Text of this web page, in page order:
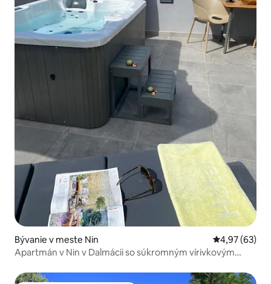
Bývanie v meste Nin Priemerné
4,97 (63)
Apartmán v Nin v Dalmácii so súkromným vírivkovým